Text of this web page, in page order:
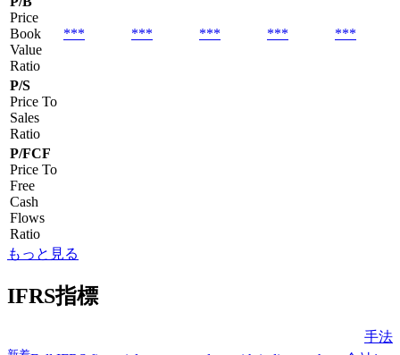
Price
Book
Value
Ratio
*** *** *** *** ***
P/S
Price To
Sales
Ratio
P/FCF
Price To
Free
Cash
Flows
Ratio
もっと見る
IFRS指標
手法